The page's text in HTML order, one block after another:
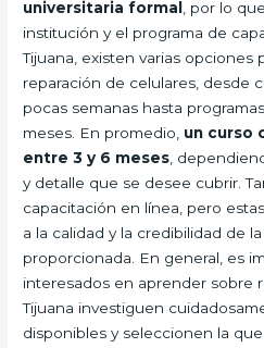
universitaria formal
, por lo
institución y el programa de
Tijuana, existen varias opciones
reparación de celulares, desde
pocas semanas hasta
meses. En promedio, un curso
entre 3 y 6 meses ,
y detalle que se desee cubrir.
capacitación en línea, pero
a la calidad y la credibilidad de
proporcionada. En general, es
interesados en aprender sobre
Tijuana investiguen
disponibles y seleccionen la